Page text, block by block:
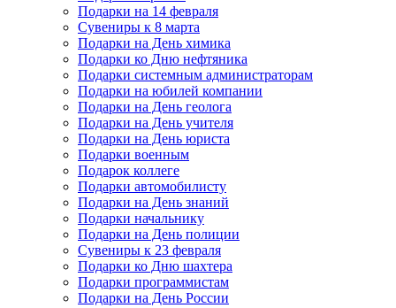
Подарки на 14 февраля
Сувениры к 8 марта
Подарки на День химика
Подарки ко Дню нефтяника
Подарки системным администраторам
Подарки на юбилей компании
Подарки на День геолога
Подарки на День учителя
Подарки на День юриста
Подарки военным
Подарок коллеге
Подарки автомобилисту
Подарки на День знаний
Подарки начальнику
Подарки на День полиции
Сувениры к 23 февраля
Подарки ко Дню шахтера
Подарки программистам
Подарки на День России